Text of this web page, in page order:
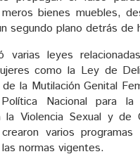
bienes muebles,
segundo plano detrás de
varias leyes
como la Ley de
la Mutilación Genital
Nacional para la
la Violencia Sexual y de
varios
normas vigentes.